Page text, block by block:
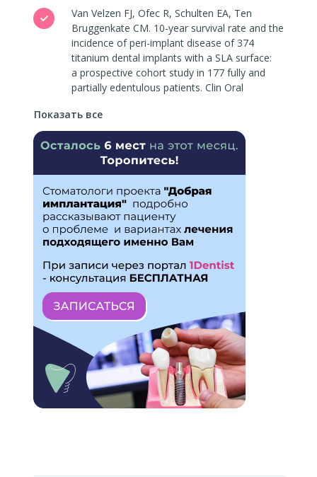
Van Velzen FJ, Ofec R, Schulten EA, Ten
Bruggenkate CM. 10-yearsurvival rate and the
incidence of peri-implant disease of 374
titanium dental implants with a SLA surface:
a prospective cohort study in 177 fully and
partially edentulous patients. Clin Oral
Jean-Paul Davidas. Looking for a new
international standard for characterization,
classification and identification of surfaces
in implantable materials. POSEIDO Journal,
2014
Jean-Paul Davidas. Looking for a new
international standard for characterization,
classification and identification of surfaces
in implantable materials. POSEIDO Journal,
2014
Hall J, et al. Clin Implant Dent Relat Res
2019;21:e55—e68.
С. Хёрсон. Оригинальные интегрированные
компоненты для имплантатов, 2016.
Östman PO, Hellman M, Sennerby L. Ten
years later. Results from a prospective single-
Показать все